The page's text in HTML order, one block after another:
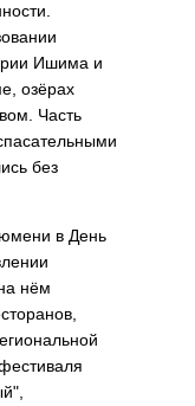
Ишима и
озёрах
Часть
без
в День
нём